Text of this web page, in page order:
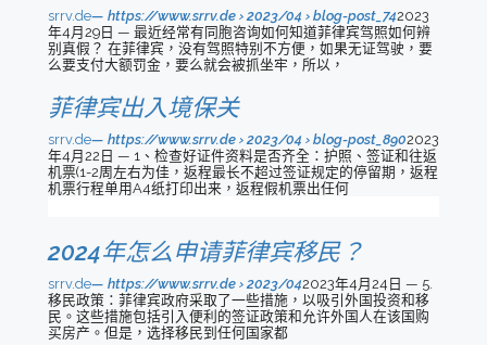
srrv.de https://www.srrv.de › 2023/04 › blog-post_742023
年4月29日 — 最近经常有同胞咨询如何知道菲律宾驾照如何辨
别真假？ 在菲律宾，没有驾照特别不方便，如果无证驾驶，要
么要支付大额罚金，要么就会被抓坐牢，所以，
菲律宾出入境保关
srrv.de https://www.srrv.de › 2023/04 › blog-post_8902023
年4月22日 — 1、检查好证件资料是否齐全：护照、签证和往返
机票(1-2周左右为佳，返程最长不超过签证规定的停留期，返程
机票行程单用A4纸打印出来，返程假机票出任何
2024年怎么申请菲律宾移民？
srrv.de https://www.srrv.de › 2023/042023年4月24日 — 5.
移民政策：菲律宾政府采取了一些措施，以吸引外国投资和移
民。这些措施包括引入便利的签证政策和允许外国人在该国购
买房产。但是，选择移民到任何国家都